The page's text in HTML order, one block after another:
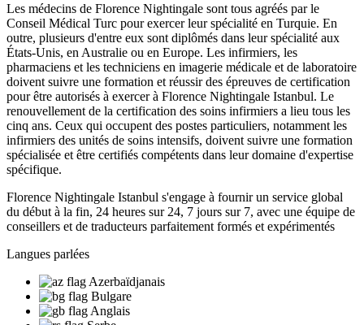
Les médecins de Florence Nightingale sont tous agréés par le
Conseil Médical Turc pour exercer leur spécialité en Turquie. En
outre, plusieurs d'entre eux sont diplômés dans leur spécialité aux
États-Unis, en Australie ou en Europe. Les infirmiers, les
pharmaciens et les techniciens en imagerie médicale et de laboratoire
doivent suivre une formation et réussir des épreuves de certification
pour être autorisés à exercer à Florence Nightingale Istanbul. Le
renouvellement de la certification des soins infirmiers a lieu tous les
cinq ans. Ceux qui occupent des postes particuliers, notamment les
infirmiers des unités de soins intensifs, doivent suivre une formation
spécialisée et être certifiés compétents dans leur domaine d'expertise
spécifique.
Florence Nightingale Istanbul s'engage à fournir un service global
du début à la fin, 24 heures sur 24, 7 jours sur 7, avec une équipe de
conseillers et de traducteurs parfaitement formés et expérimentés
Langues parlées
Azerbaïdjanais
Bulgare
Anglais